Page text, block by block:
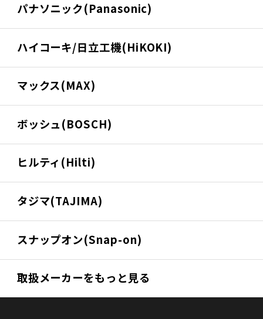
パナソニック(Panasonic)
ハイコーキ/日立工機(HiKOKI)
マックス(MAX)
ボッシュ(BOSCH)
ヒルティ(Hilti)
タジマ(TAJIMA)
スナップオン(Snap-on)
取扱メーカーをもっと見る